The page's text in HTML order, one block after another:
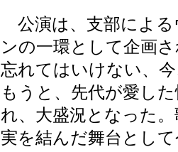
公演は、支部による
ンの一環として企画
忘れてはいけない、
もうと、先代が愛し
れ、大盛況となった
実を結んだ舞台とし